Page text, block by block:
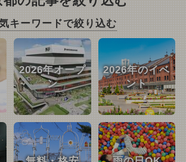
キーワードで絞り込む
2026年オープ
ン
2026年のイベ
ント